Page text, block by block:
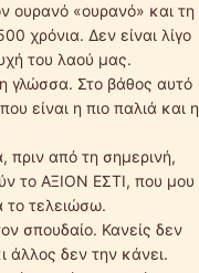
ουρανό «ουρανό» και τη
χρόνια. Δεν είναι λίγο
του λαού μας.
γλώσσα. Στο βάθος αυτό
είναι η πιο παλιά και η
πριν από τη σημερινή,
το ΑΞΙΟΝ ΕΣΤΙ, που μου
το τελειώσω.
σπουδαίο. Κανείς δεν
άλλος δεν την κάνει.